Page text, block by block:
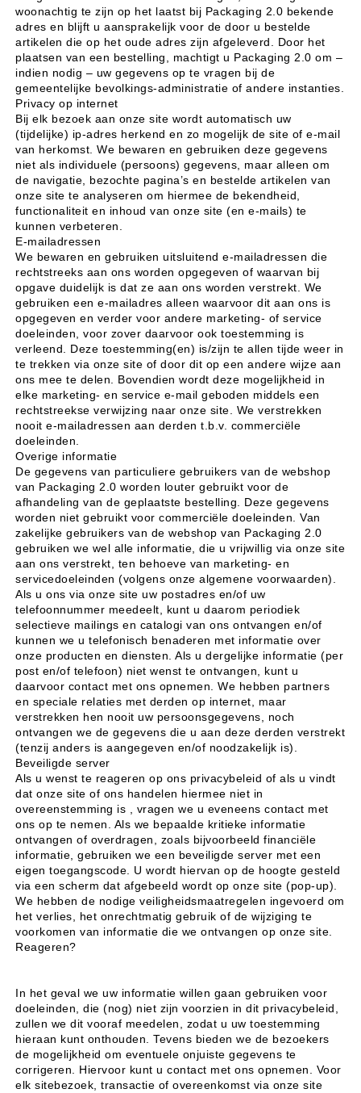
woonachtig te zijn op het laatst bij Packaging 2.0 bekende
adres en blijft u aansprakelijk voor de door u bestelde
artikelen die op het oude adres zijn afgeleverd. Door het
plaatsen van een bestelling, machtigt u Packaging 2.0 om –
indien nodig – uw gegevens op te vragen bij de
gemeentelijke bevolkings-administratie of andere instanties.
Privacy op internet
Bij elk bezoek aan onze site wordt automatisch uw
(tijdelijke) ip-adres herkend en zo mogelijk de site of e-mail
van herkomst. We bewaren en gebruiken deze gegevens
niet als individuele (persoons) gegevens, maar alleen om
de navigatie, bezochte pagina’s en bestelde artikelen van
onze site te analyseren om hiermee de bekendheid,
functionaliteit en inhoud van onze site (en e-mails) te
kunnen verbeteren.
E-mailadressen
We bewaren en gebruiken uitsluitend e-mailadressen die
rechtstreeks aan ons worden opgegeven of waarvan bij
opgave duidelijk is dat ze aan ons worden verstrekt. We
gebruiken een e-mailadres alleen waarvoor dit aan ons is
opgegeven en verder voor andere marketing- of service
doeleinden, voor zover daarvoor ook toestemming is
verleend. Deze toestemming(en) is/zijn te allen tijde weer in
te trekken via onze site of door dit op een andere wijze aan
ons mee te delen. Bovendien wordt deze mogelijkheid in
elke marketing- en service e-mail geboden middels een
rechtstreekse verwijzing naar onze site. We verstrekken
nooit e-mailadressen aan derden t.b.v. commerciële
doeleinden.
Overige informatie
De gegevens van particuliere gebruikers van de webshop
van Packaging 2.0 worden louter gebruikt voor de
afhandeling van de geplaatste bestelling. Deze gegevens
worden niet gebruikt voor commerciële doeleinden. Van
zakelijke gebruikers van de webshop van Packaging 2.0
gebruiken we wel alle informatie, die u vrijwillig via onze site
aan ons verstrekt, ten behoeve van marketing- en
servicedoeleinden (volgens onze algemene voorwaarden).
Als u ons via onze site uw postadres en/of uw
telefoonnummer meedeelt, kunt u daarom periodiek
selectieve mailings en catalogi van ons ontvangen en/of
kunnen we u telefonisch benaderen met informatie over
onze producten en diensten. Als u dergelijke informatie (per
post en/of telefoon) niet wenst te ontvangen, kunt u
daarvoor contact met ons opnemen. We hebben partners
en speciale relaties met derden op internet, maar
verstrekken hen nooit uw persoonsgegevens, noch
ontvangen we de gegevens die u aan deze derden verstrekt
(tenzij anders is aangegeven en/of noodzakelijk is).
Beveiligde server
Als u wenst te reageren op ons privacybeleid of als u vindt
dat onze site of ons handelen hiermee niet in
overeenstemming is , vragen we u eveneens contact met
ons op te nemen. Als we bepaalde kritieke informatie
ontvangen of overdragen, zoals bijvoorbeeld financiële
informatie, gebruiken we een beveiligde server met een
eigen toegangscode. U wordt hiervan op de hoogte gesteld
via een scherm dat afgebeeld wordt op onze site (pop-up).
We hebben de nodige veiligheidsmaatregelen ingevoerd om
het verlies, het onrechtmatig gebruik of de wijziging te
voorkomen van informatie die we ontvangen op onze site.
Reageren?
In het geval we uw informatie willen gaan gebruiken voor
doeleinden, die (nog) niet zijn voorzien in dit privacybeleid,
zullen we dit vooraf meedelen, zodat u uw toestemming
hieraan kunt onthouden. Tevens bieden we de bezoekers
de mogelijkheid om eventuele onjuiste gegevens te
corrigeren. Hiervoor kunt u contact met ons opnemen. Voor
elk sitebezoek, transactie of overeenkomst via onze site